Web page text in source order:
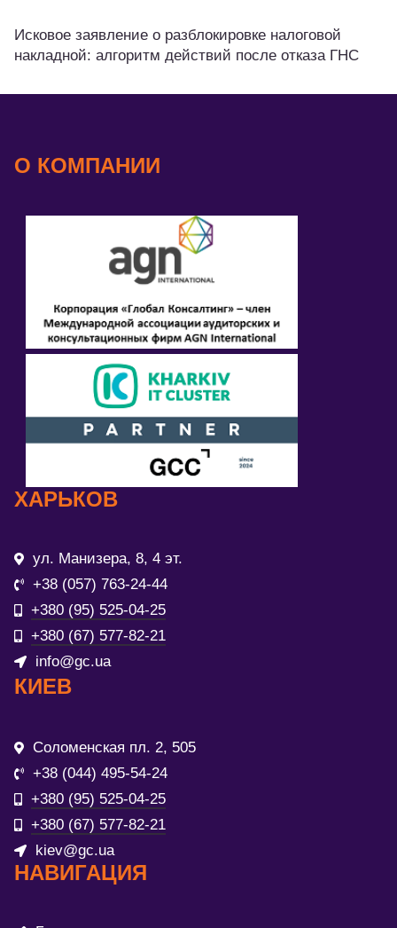
Исковое заявление о разблокировке налоговой
накладной: алгоритм действий после отказа ГНС
О КОМПАНИИ
ХАРЬКОВ
ул. Манизера, 8, 4 эт.
+38 (057) 763-24-44
+380 (95) 525-04-25
+380 (67) 577-82-21
info@gc.ua
КИЕВ
Соломенская пл. 2, 505
+38 (044) 495-54-24
+380 (95) 525-04-25
+380 (67) 577-82-21
kiev@gc.ua
НАВИГАЦИЯ